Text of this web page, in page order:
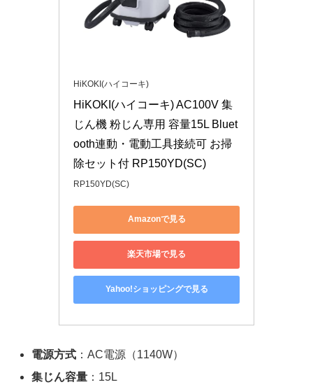
HiKOKI(ハイコーキ)
HiKOKI(ハイコーキ) AC100V 集
じん機 粉じん専用 容量15L Bluet
ooth連動・電動工具接続可 お掃
除セット付 RP150YD(SC)
RP150YD(SC)
Amazonで見る
楽天市場で見る
Yahoo!ショッピングで見る
電源方式 ：AC電源（1140W）
集じん容量 ：15L